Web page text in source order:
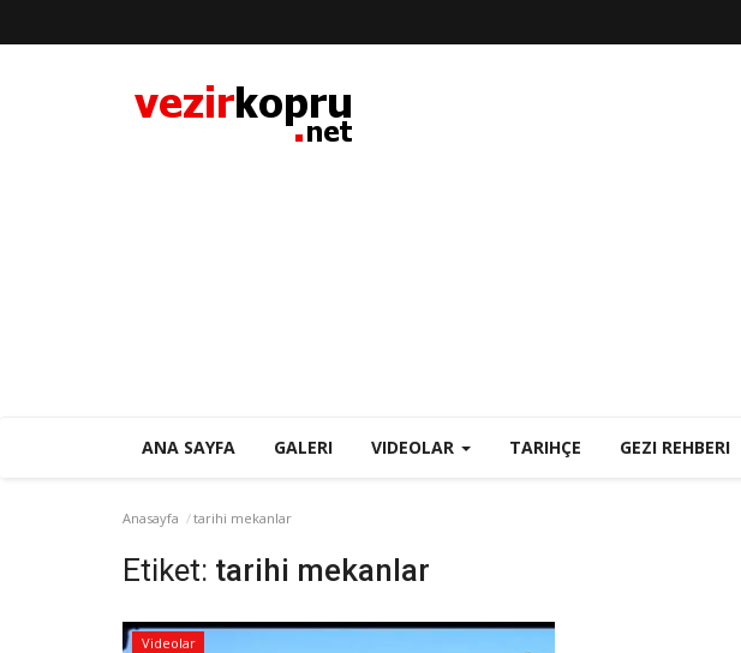
ANA SAYFA GALERI VIDEOLAR TARIHÇE GEZI REHBERI
Anasayfa tarihi mekanlar
Etiket: tarihi mekanlar
Videolar